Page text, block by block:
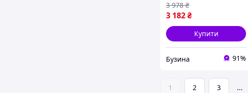
3 182₴
3 978 ₴
Купити
Бузина 91%
1 2 3 ...